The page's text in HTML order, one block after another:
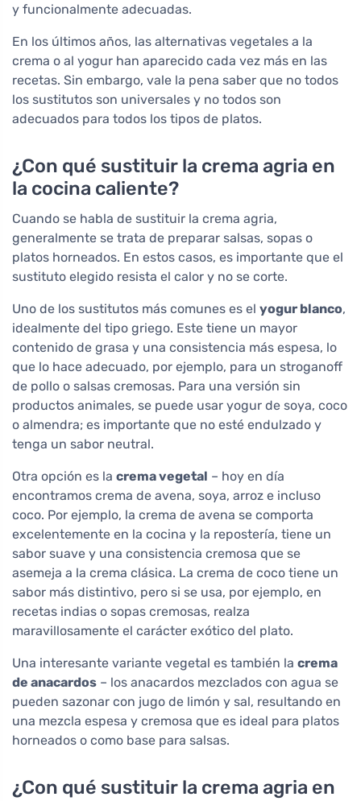
y funcionalmente adecuadas.
En los últimos años, las alternativas vegetales a la
crema o al yogur han aparecido cada vez más en las
recetas. Sin embargo, vale la pena saber que no todos
los sustitutos son universales y no todos son
adecuados para todos los tipos de platos.
¿Con qué sustituir la crema agria en
la cocina caliente?
Cuando se habla de sustituir la crema agria,
generalmente se trata de preparar salsas, sopas o
platos horneados. En estos casos, es importante que el
sustituto elegido resista el calor y no se corte.
Uno de los sustitutos más comunes es el yogur blanco,
idealmente del tipo griego. Este tiene un mayor
contenido de grasa y una consistencia más espesa, lo
que lo hace adecuado, por ejemplo, para un stroganoff
de pollo o salsas cremosas. Para una versión sin
productos animales, se puede usar yogur de soya, coco
o almendra; es importante que no esté endulzado y
tenga un sabor neutral.
Otra opción es la crema vegetal – hoy en día
encontramos crema de avena, soya, arroz e incluso
coco. Por ejemplo, la crema de avena se comporta
excelentemente en la cocina y la repostería, tiene un
sabor suave y una consistencia cremosa que se
asemeja a la crema clásica. La crema de coco tiene un
sabor más distintivo, pero si se usa, por ejemplo, en
recetas indias o sopas cremosas, realza
maravillosamente el carácter exótico del plato.
Una interesante variante vegetal es también la crema
de anacardos – los anacardos mezclados con agua se
pueden sazonar con jugo de limón y sal, resultando en
una mezcla espesa y cremosa que es ideal para platos
horneados o como base para salsas.
¿Con qué sustituir la crema agria en